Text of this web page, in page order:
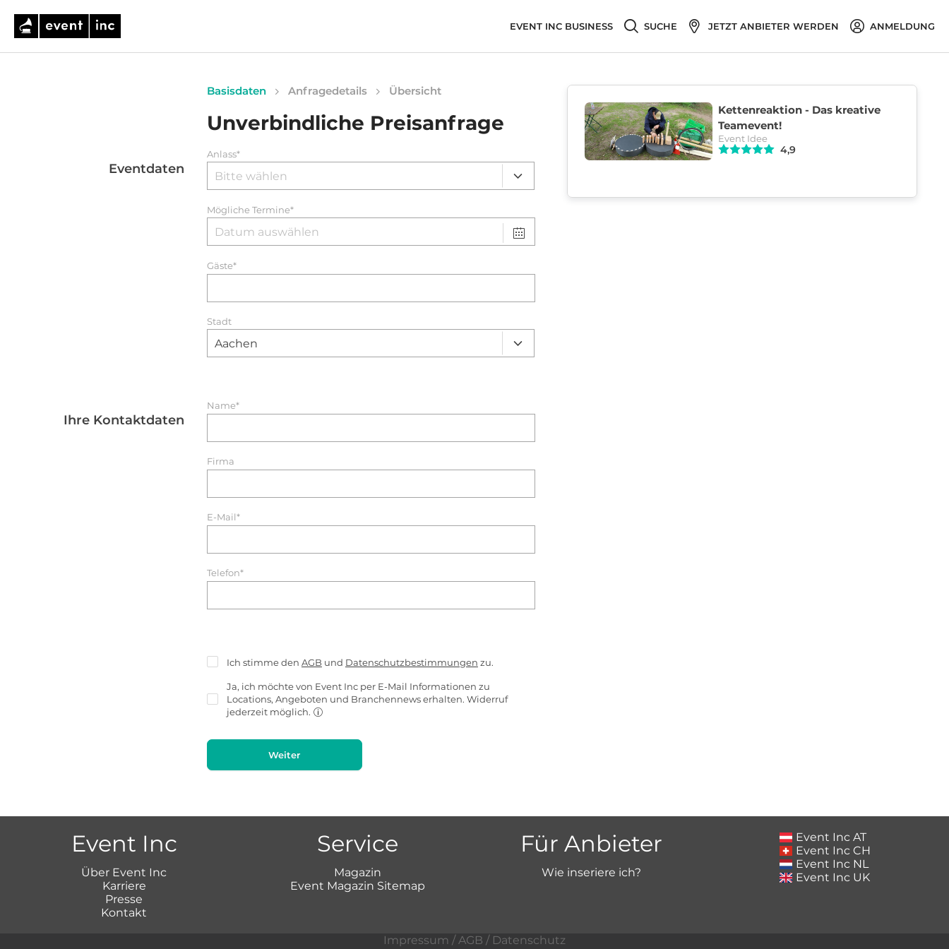
EVENT INC BUSINESS SUCHE JETZT ANBIETER WERDEN ANMELDUNG
Basisdaten Anfragedetails Übersicht
Unverbindliche Preisanfrage
Eventdaten
Anlass*
Mögliche Termine*
Gäste*
Stadt
Ihre Kontaktdaten
Name*
Firma
E-Mail*
Telefon*
Ich stimme den AGB und Datenschutzbestimmungen zu.
Ja, ich möchte von Event Inc per E-Mail Informationen zu
Locations, Angeboten und Branchennews erhalten. Widerruf
jederzeit möglich.
Weiter
Kettenreaktion - Das kreative
Teamevent!
Event Idee
4,9
Event Inc
Über Event Inc
Karriere
Presse
Kontakt
Service
Magazin
Event Magazin Sitemap
Für Anbieter
Wie inseriere ich?
Event Inc AT
Event Inc CH
Event Inc NL
Event Inc UK
Impressum /AGB / Datenschutz